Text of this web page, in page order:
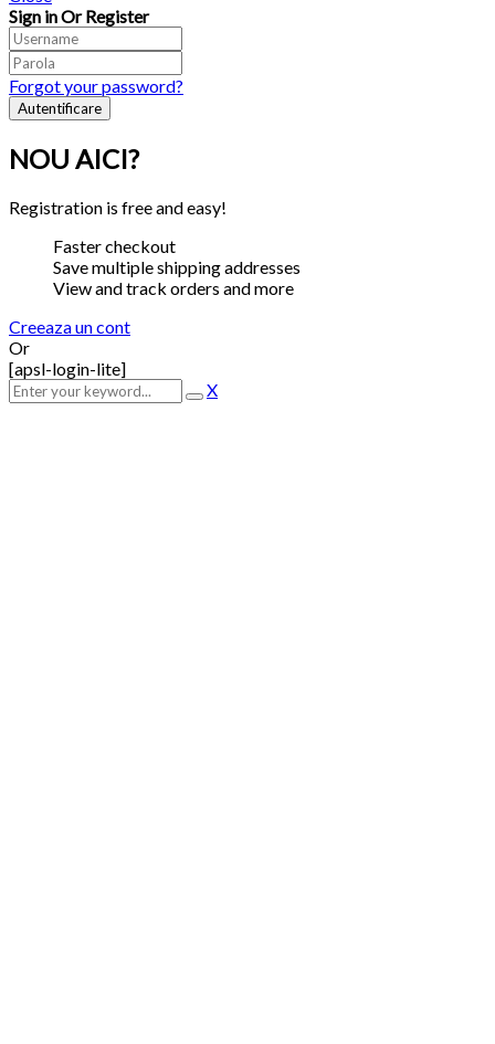
Sign in Or Register
Forgot your password?
NOU AICI?
Registration is free and easy!
Faster checkout
Save multiple shipping addresses
View and track orders and more
Creeaza un cont
Or
[apsl-login-lite]
X